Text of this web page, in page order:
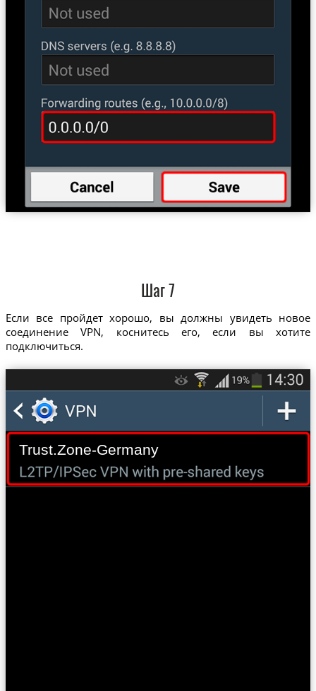
Шаг 7
Если все пройдет хорошо, вы должны увидеть новое
соединение VPN, коснитесь его, если вы хотите
подключиться.
Trust.Zone-Germany